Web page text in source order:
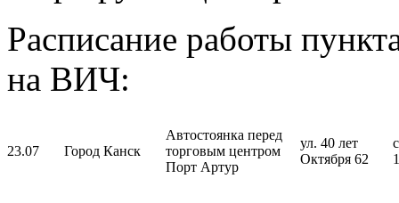
Расписание работы
на ВИЧ:
23.07 Город Канск
Автостоянка перед
торговым центром
Порт Артур
ул. 40 лет
Октября 62